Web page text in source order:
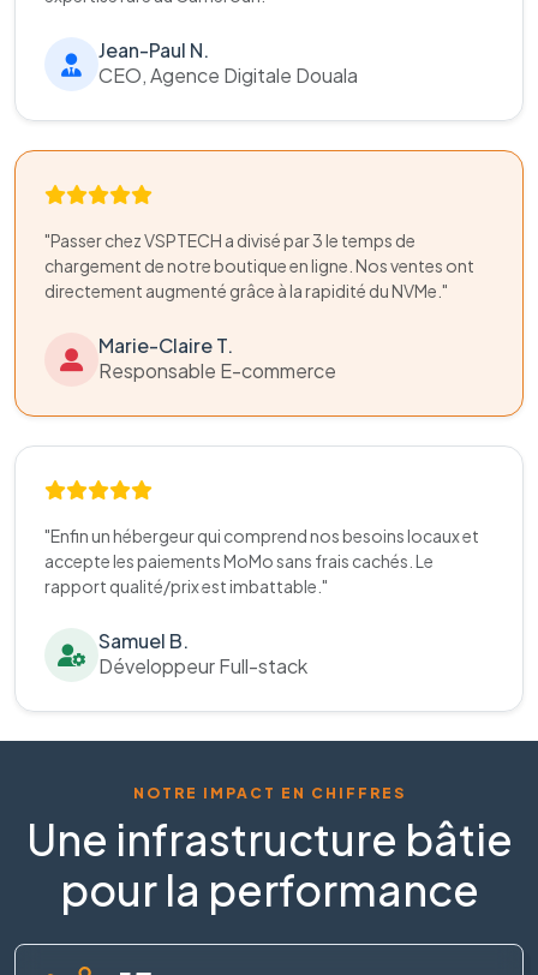
Jean-Paul N.
CEO, Agence Digitale Douala
"Passer chez VSPTECH a divisé par 3 le temps de
chargement de notre boutique en ligne. Nos ventes ont
directement augmenté grâce à la rapidité du NVMe."
Marie-Claire T.
Responsable E-commerce
"Enfin un hébergeur qui comprend nos besoins locaux et
accepte les paiements MoMo sans frais cachés. Le
rapport qualité/prix est imbattable."
Samuel B.
Développeur Full-stack
NOTRE IMPACT EN CHIFFRES
Une infrastructure bâtie
pour la performance